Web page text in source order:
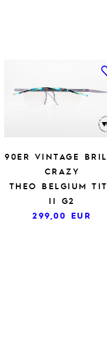
90ER VINTAGE
CRAZY
THEO BELGIUM
II G2
299,00 EUR